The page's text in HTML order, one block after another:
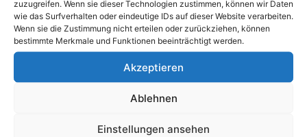
zuzugreifen. Wenn sie dieser Technologien zustimmen, können wir Daten
wie das Surfverhalten oder eindeutige IDs auf dieser Website verarbeiten.
Wenn sie die Zustimmung nicht erteilen oder zurückziehen, können
bestimmte Merkmale und Funktionen beeinträchtigt werden.
Akzeptieren
Ablehnen
Einstellungen ansehen
Qualifikationen der Fachleute, die die Inspektionen
und Prüfungen durchführen werden. Stellen Sie
sicher, dass sie über das erforderliche Fachwissen
Erforschen Sie das Leistungsspektrum: Überprüfen
Sie, ob Elektrokontrolle Lancy die erforderlichen
entsprechen. Stellen Sie sicher, dass sie über die